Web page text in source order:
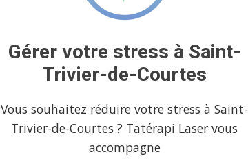
Gérer votre stress à Saint-
Trivier-de-Courtes
Vous souhaitez réduire votre stress à Saint-
Trivier-de-Courtes ? Tatérapi Laser vous
accompagne